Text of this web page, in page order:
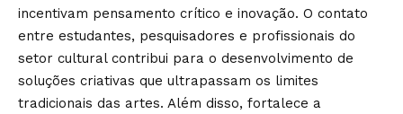
incentivam pensamento crítico e inovação. O contato
entre estudantes, pesquisadores e profissionais do
setor cultural contribui para o desenvolvimento de
soluções criativas que ultrapassam os limites
tradicionais das artes. Além disso, fortalece a